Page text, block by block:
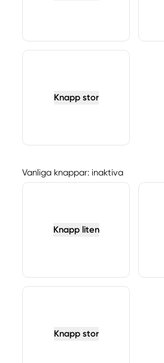
Knapp stor
Vanliga knappar: inaktiva
Knapp liten
Knapp stor